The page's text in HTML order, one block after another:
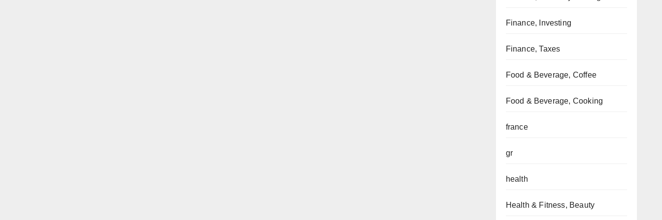
Finance, Investing
Finance, Taxes
Food & Beverage, Coffee
Food & Beverage, Cooking
france
gr
health
Health & Fitness, Beauty